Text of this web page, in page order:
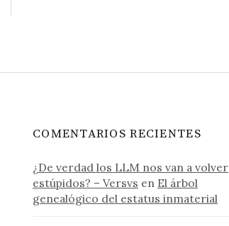
COMENTARIOS RECIENTES
¿De verdad los LLM nos van a volver
estúpidos? – Versvs en El árbol
genealógico del estatus inmaterial